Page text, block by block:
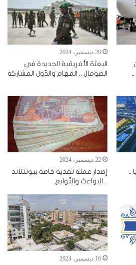
28 ديسمبر، 2024
البعثة الأفريقية الجديدة في
الصومال .. المهام والدّول المشاركة
..
22 ديسمبر، 2024
إصدار عملة نقدية خاصة ببونتلاند
.. البواعث والتّوابع
16 ديسمبر، 2024